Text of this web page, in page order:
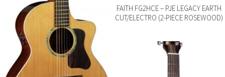
FAITH FG2HCE – PJE LEGACY EARTH
CUT/ELECTRO (2-PIECE ROSEWOOD)